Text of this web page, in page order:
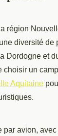
région
diversité
Dordogne et
un
Aquitaine
avion,